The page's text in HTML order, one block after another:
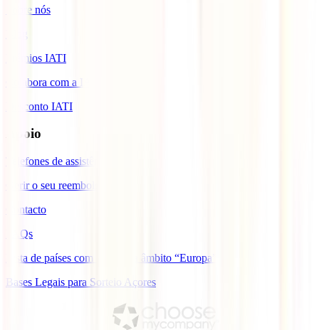
Sobre nós
Prémios IATI
Colabora com a IATI
Desconto IATI
Apoio
Telefones de assistência
Gerir o seu reembolso
Contacto
FAQs
Lista de países com cobertura âmbito “Europa”
Bases Legais para Sorteio Açores